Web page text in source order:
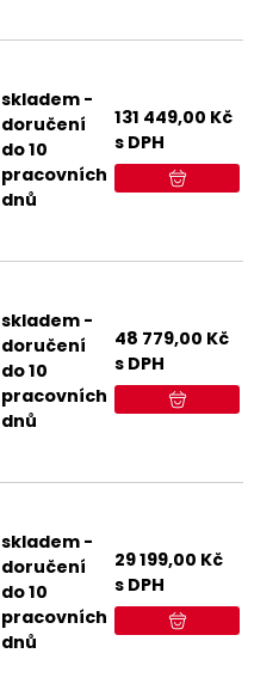
skladem -
doručení
do 10
pracovních
dnů
131 449,00 Kč
s DPH
skladem -
doručení
do 10
pracovních
dnů
48 779,00 Kč
s DPH
skladem -
doručení
do 10
pracovních
dnů
29 199,00 Kč
s DPH